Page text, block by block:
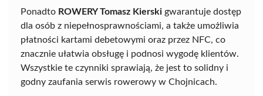
Ponadto ROWERY Tomasz Kierski gwarantuje dostęp
dla osób z niepełnosprawnościami, a także umożliwia
płatności kartami debetowymi oraz przez NFC, co
znacznie ułatwia obsługę i podnosi wygodę klientów.
Wszystkie te czynniki sprawiają, że jest to solidny i
godny zaufania serwis rowerowy w Chojnicach.